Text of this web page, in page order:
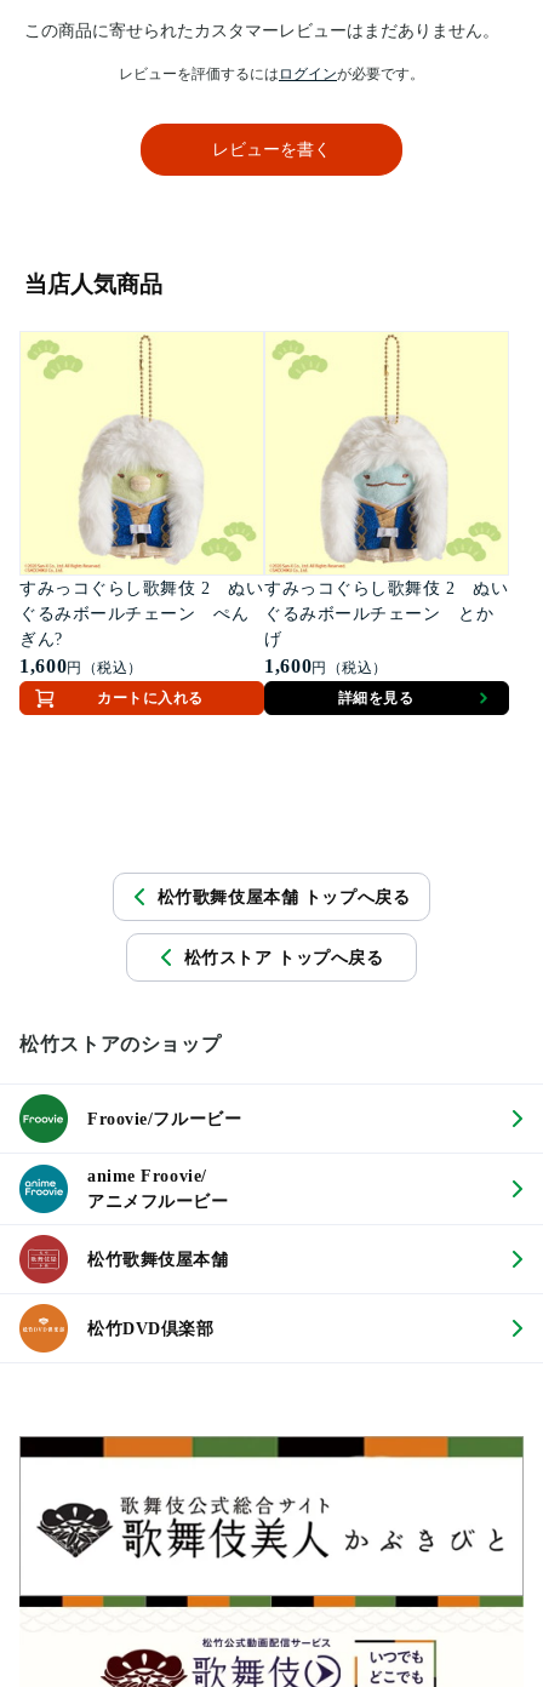
この商品に寄せられたカスタマーレビューはまだありません。
レビューを評価するには ログインが必要です。
レビューを書く
当店人気商品
すみっコぐらし歌舞伎 2 ぬい
ぐるみボールチェーン ぺん
ぎん?
1,600円（税込）
カートに入れる
すみっコぐらし歌舞伎 2 ぬい
ぐるみボールチェーン とか
げ
1,600円（税込）
詳細を見る
松竹歌舞伎屋本舗 トップへ戻る
松竹ストア トップへ戻る
松竹ストアのショップ
Froovie/フルービー
anime Froovie/
アニメフルービー
松竹歌舞伎屋本舗
松竹DVD倶楽部